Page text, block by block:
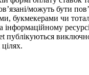
можуть бути
букмекерами чи
інформаційному ресурсі
публікуються